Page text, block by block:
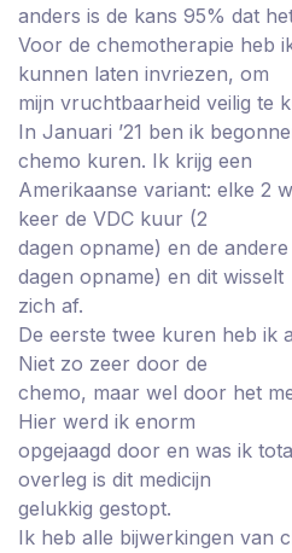
anders is de kans 95% dat
Voor de chemotherapie heb
kunnen laten invriezen, om
mijn vruchtbaarheid veilig te
In Januari ’21 ben ik
chemo kuren. Ik krijg een
Amerikaanse variant: elke 2
keer de VDC kuur (2
dagen opname) en de
dagen opname) en dit wisselt
zich af.
De eerste twee kuren heb ik
Niet zo zeer door de
chemo, maar wel door het
Hier werd ik enorm
opgejaagd door en was ik
overleg is dit medicijn
gelukkig gestopt.
Ik heb alle bijwerkingen van